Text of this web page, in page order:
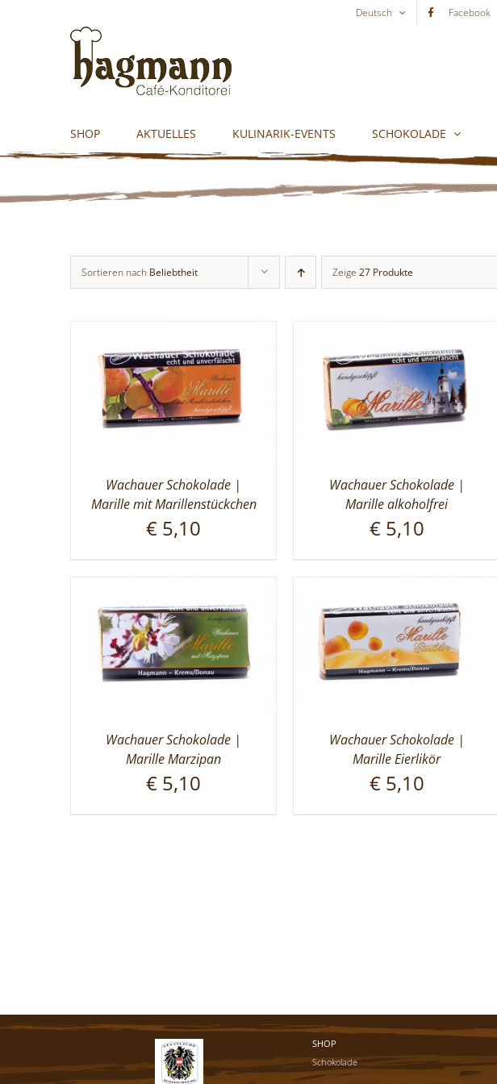
Deutsch Facebook
SHOP AKTUELLES KULINARIK-EVENTS SCHOKOLADE
Sortieren nach Beliebtheit Zeige 27 Produkte
Wachauer Schokolade |
Marille mit Marillenstückchen
€ 5,10
Wachauer Schokolade |
Marille alkoholfrei
€5,10
Wachauer Schokolade |
Marille Marzipan
€ 5,10
Wachauer Schokolade |
Marille Eierlikör
€5,10
SHOP
Schokolade